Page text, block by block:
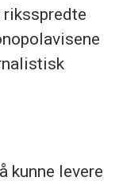
riksspredte
kunne levere